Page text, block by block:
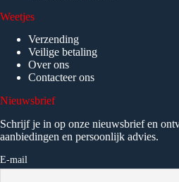
Weetjes
Verzending
Veilige betaling
Over ons
Contacteer ons
Nieuwsbrief
Schrijf je in op onze nieuwsbrief en
aanbiedingen en persoonlijk advies.
E-mail